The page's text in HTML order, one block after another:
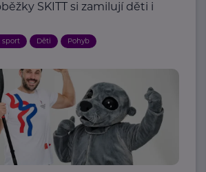
SKITT si zamilují děti i
sport Děti Pohyb